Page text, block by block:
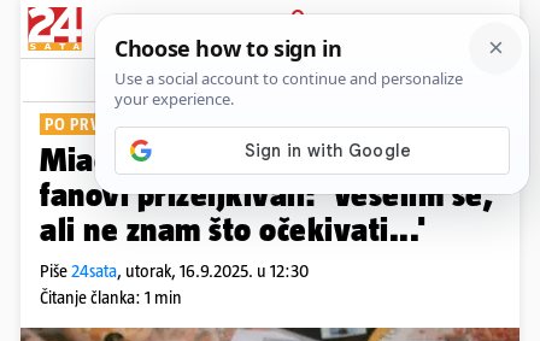
PRIJAVA
Show Komentari
PO PRVI PUT U KARIJERI
Miach priprema ono što su njeni
fanovi priželjkivali: 'Veselim se,
ali ne znam što očekivati...'
Piše24sata, utorak, 16.9.2025. u 12:30
Čitanje članka: 1 min